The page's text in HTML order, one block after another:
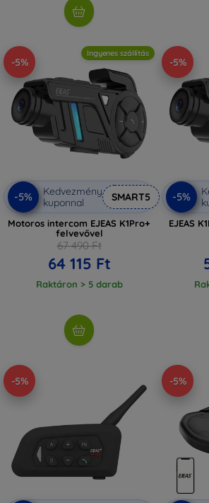
-5%
Ingyenes szállítás
-5%
Kedvezmény
kuponnal
SMART5
Motoros intercom EJEAS K1Pro+
felvevővel
67 490 Ft
64 115 Ft
Raktáron > 5 darab
-5%
-5%
EJEAS
-5% -5%